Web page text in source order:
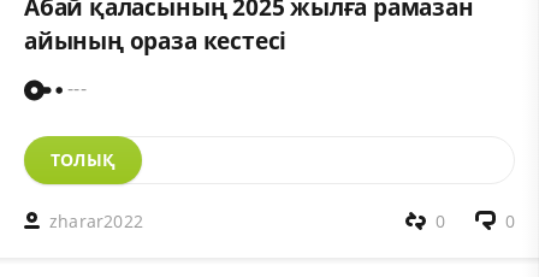
айының ораза кестесі
---
ТОЛЫҚ
zharar2022 0
0